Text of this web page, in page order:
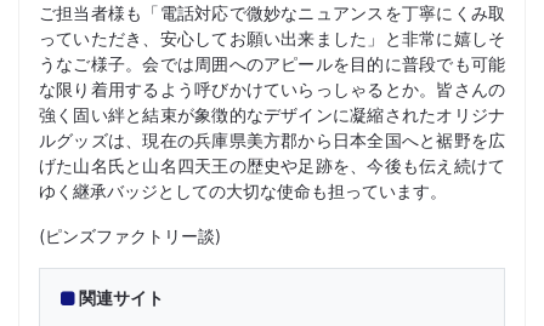
ご担当者様も「電話対応で微妙なニュアンスを丁寧にくみ取
っていただき、安心してお願い出来ました」と非常に嬉しそ
うなご様子。会では周囲へのアピールを目的に普段でも可能
な限り着用するよう呼びかけていらっしゃるとか。皆さんの
強く固い絆と結束が象徴的なデザインに凝縮されたオリジナ
ルグッズは、現在の兵庫県美方郡から日本全国へと裾野を広
げた山名氏と山名四天王の歴史や足跡を、今後も伝え続けて
ゆく継承バッジとしての大切な使命も担っています。
(ピンズファクトリー談)
関連サイト